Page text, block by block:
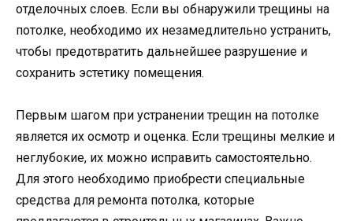
отделочных слоев. Если вы обнаружили трещины на
потолке, необходимо их незамедлительно устранить,
чтобы предотвратить дальнейшее разрушение и
сохранить эстетику помещения.
Первым шагом при устранении трещин на потолке
является их осмотр и оценка. Если трещины мелкие и
неглубокие, их можно исправить самостоятельно.
Для этого необходимо приобрести специальные
средства для ремонта потолка, которые